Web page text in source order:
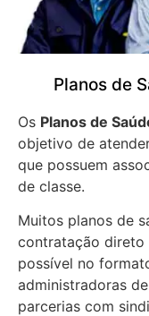
Planos de
Os Planos de
objetivo de
que possuem
de classe.
Muitos planos de
contratação direto
possível no
administradoras
parcerias com